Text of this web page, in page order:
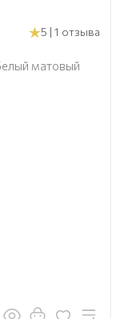
5 | 1 отзыва
матовый